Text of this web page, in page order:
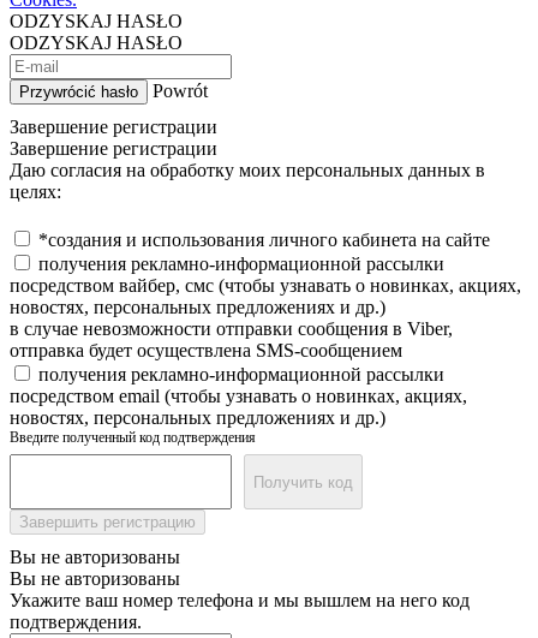
ODZYSKAJ HASŁO
ODZYSKAJ HASŁO
Przywrócić hasło
Powrót
Завершение регистрации
Завершение регистрации
Даю согласия на обработку моих персональных данных в
целях:
*создания и использования личного кабинета на сайте
получения рекламно-информационной рассылки
посредством вайбер, смс (чтобы узнавать о новинках, акциях,
новостях, персональных предложениях и др.)
в случае невозможности отправки сообщения в Viber,
отправка будет осуществлена SMS-сообщением
получения рекламно-информационной рассылки
посредством email (чтобы узнавать о новинках, акциях,
новостях, персональных предложениях и др.)
Введите полученный код подтверждения
Получить код
Завершить регистрацию
Вы не авторизованы
Вы не авторизованы
Укажите ваш номер телефона и мы вышлем на него код
подтверждения.